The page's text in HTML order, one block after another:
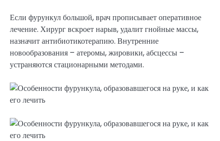
Если фурункул большой, врач прописывает оперативное
лечение. Хирург вскроет нарыв, удалит гнойные массы,
назначит антибиотикотерапию. Внутренние
новообразования – атеромы, жировики, абсцессы –
устраняются стационарными методами.